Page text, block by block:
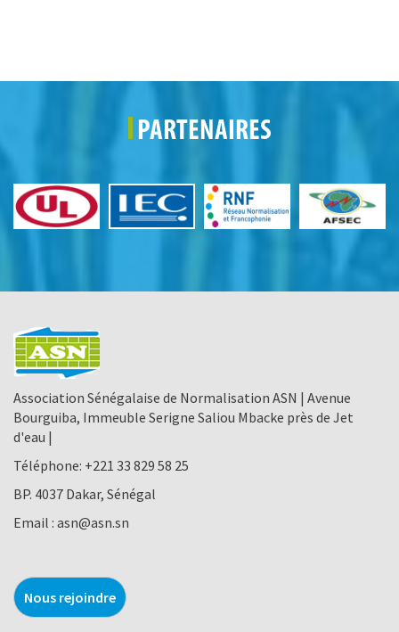
PARTENAIRES
Association Sénégalaise de Normalisation ASN | Avenue
Bourguiba, Immeuble Serigne Saliou Mbacke près de Jet
d'eau |
Téléphone: +221 33 829 58 25
BP. 4037 Dakar, Sénégal
Email : asn@asn.sn
Nous rejoindre